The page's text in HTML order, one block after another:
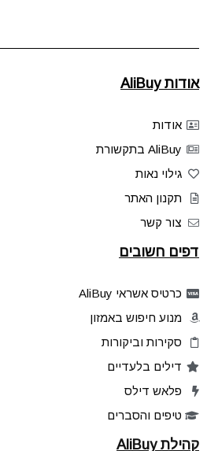
אודות AliBuy
אודות
AliBuy בתקשורת
גילוי נאות
תקנון האתר
צור קשר
דפים חשובים
כרטיס אשראי AliBuy
מנוע חיפוש באמזון
סקירות וביקורות
דילים בלעדיים
פלאש דילס
טיפים והסברים
קהילת AliBuy